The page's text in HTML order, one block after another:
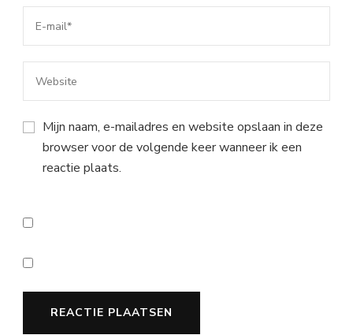
Mijn naam, e-mailadres en website opslaan in deze
browser voor de volgende keer wanneer ik een
reactie plaats.